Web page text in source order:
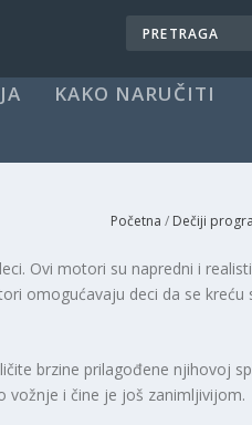
KAKO NARUČITI
Početna / Dečiji
Ovi motori su napredni i
omogućavaju deci da se
brzine prilagođene njihovoj
vožnje i čine je još zanimljivijom.